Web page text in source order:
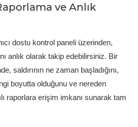
ve Anlık
dostu kontrol paneli üzerinden,
anlık olarak takip edebilirsiniz. Bir
saldırının ne zaman başladığını,
boyutta olduğunu ve nereden
raporlara erişim imkanı sunarak tam